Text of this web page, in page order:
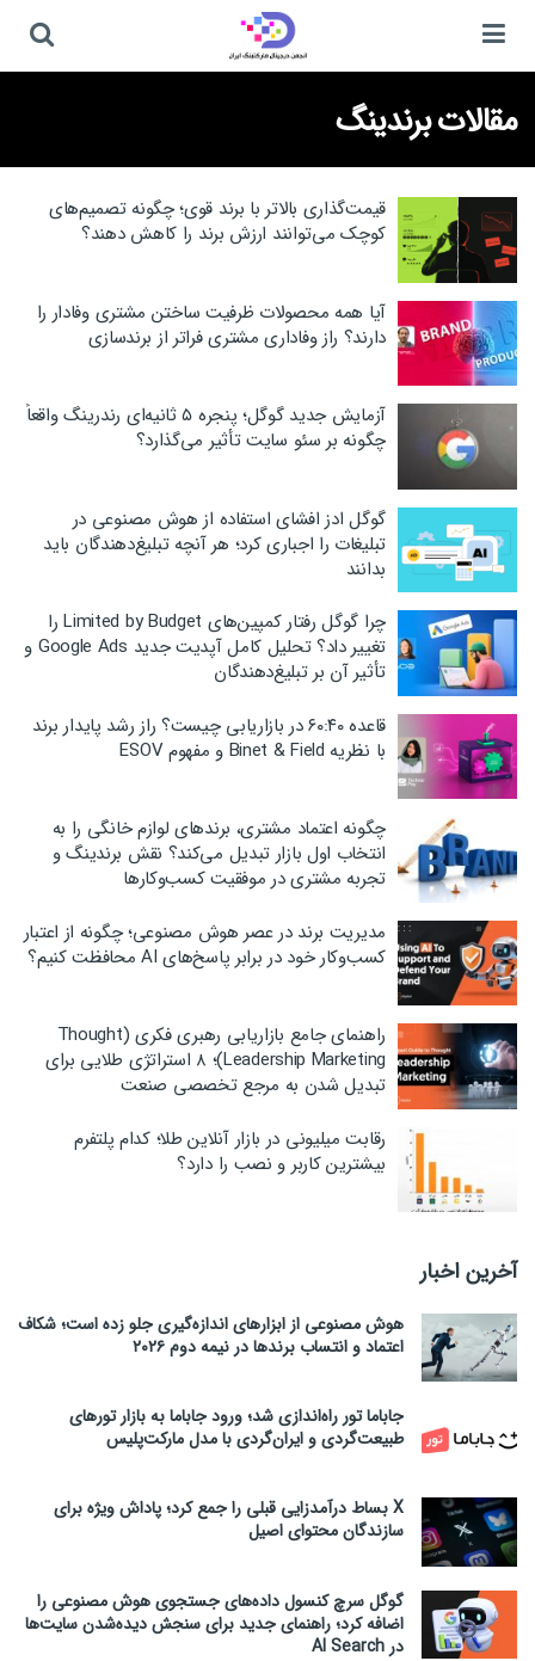
مقالات برندینگ
قیمت‌گذاری بالاتر با برند قوی؛ چگونه تصمیم‌های
کوچک می‌توانند ارزش برند را کاهش دهند؟
آیا همه محصولات ظرفیت ساختن مشتری وفادار را
دارند؟ راز وفاداری مشتری فراتر از برندسازی
آزمایش جدید گوگل؛ پنجره ۵ ثانیه‌ای رندرینگ واقعاً
چگونه بر سئو سایت تأثیر می‌گذارد؟
گوگل ادز افشای استفاده از هوش مصنوعی در
تبلیغات را اجباری کرد؛ هر آنچه تبلیغ‌دهندگان باید
بدانند
چرا گوگل رفتار کمپین‌های Limited by Budget را
تغییر داد؟ تحلیل کامل آپدیت جدید Google Ads و
تأثیر آن بر تبلیغ‌دهندگان
قاعده ۶۰:۴۰ در بازاریابی چیست؟ راز رشد پایدار برند
با نظریه Binet & Field و مفهوم ESOV
چگونه اعتماد مشتری، برندهای لوازم خانگی را به
انتخاب اول بازار تبدیل می‌کند؟ نقش برندینگ و
تجربه مشتری در موفقیت کسب‌وکارها
مدیریت برند در عصر هوش مصنوعی؛ چگونه از اعتبار
کسب‌وکار خود در برابر پاسخ‌های AI محافظت کنیم؟
راهنمای جامع بازاریابی رهبری فکری (Thought
Leadership Marketing)؛ ۸ استراتژی طلایی برای
تبدیل شدن به مرجع تخصصی صنعت
رقابت میلیونی در بازار آنلاین طلا؛ کدام پلتفرم
بیشترین کاربر و نصب را دارد؟
آخرین اخبار
هوش مصنوعی از ابزارهای اندازه‌گیری جلو زده است؛ شکاف
اعتماد و انتساب برندها در نیمه دوم ۲۰۲۶
جاباما تور راه‌اندازی شد؛ ورود جاباما به بازار تورهای
طبیعت‌گردی و ایران‌گردی با مدل مارکت‌پلیس
X بساط درآمدزایی قبلی را جمع کرد؛ پاداش ویژه برای
سازندگان محتوای اصیل
گوگل سرچ کنسول داده‌های جستجوی هوش مصنوعی را
اضافه کرد؛ راهنمای جدید برای سنجش دیده‌شدن سایت‌ها
در AI Search